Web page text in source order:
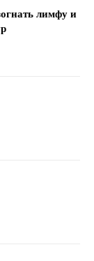
лимфу и